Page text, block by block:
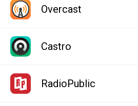
Overcast
Castro
RadioPublic